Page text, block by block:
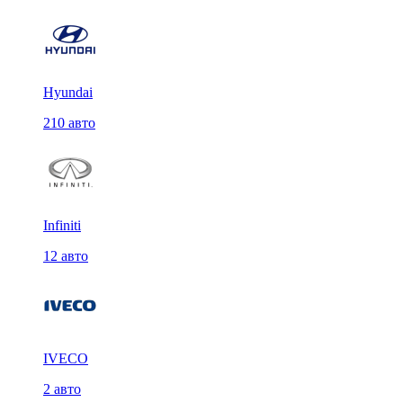
Hyundai
210 авто
Infiniti
12 авто
IVECO
2 авто